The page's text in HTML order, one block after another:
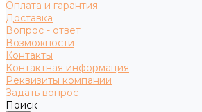
Оплата и гарантия
Доставка
Вопрос - ответ
Возможности
Контакты
Контактная информация
Реквизиты компании
Задать вопрос
Поиск